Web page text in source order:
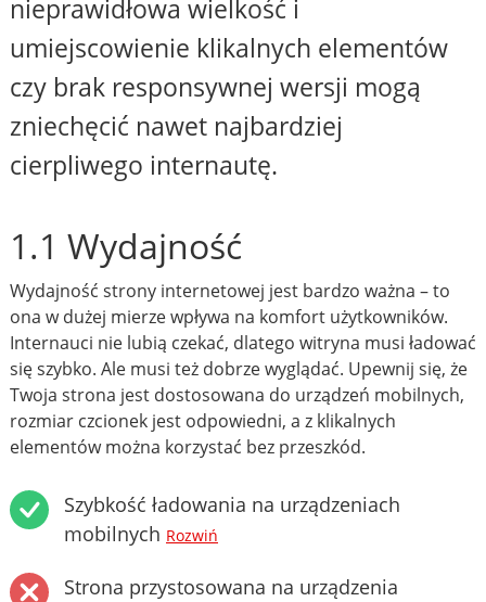
nieprawidłowa wielkość i
umiejscowienie klikalnych elementów
czy brak responsywnej wersji mogą
zniechęcić nawet najbardziej
cierpliwego internautę.
1.1 Wydajność
Wydajność strony internetowej jest bardzo ważna – to
ona w dużej mierze wpływa na komfort użytkowników.
Internauci nie lubią czekać, dlatego witryna musi ładować
się szybko. Ale musi też dobrze wyglądać. Upewnij się, że
Twoja strona jest dostosowana do urządzeń mobilnych,
rozmiar czcionek jest odpowiedni, a z klikalnych
elementów można korzystać bez przeszkód.
Szybkość ładowania na urządzeniach
mobilnych Rozwiń
Strona przystosowana na urządzenia